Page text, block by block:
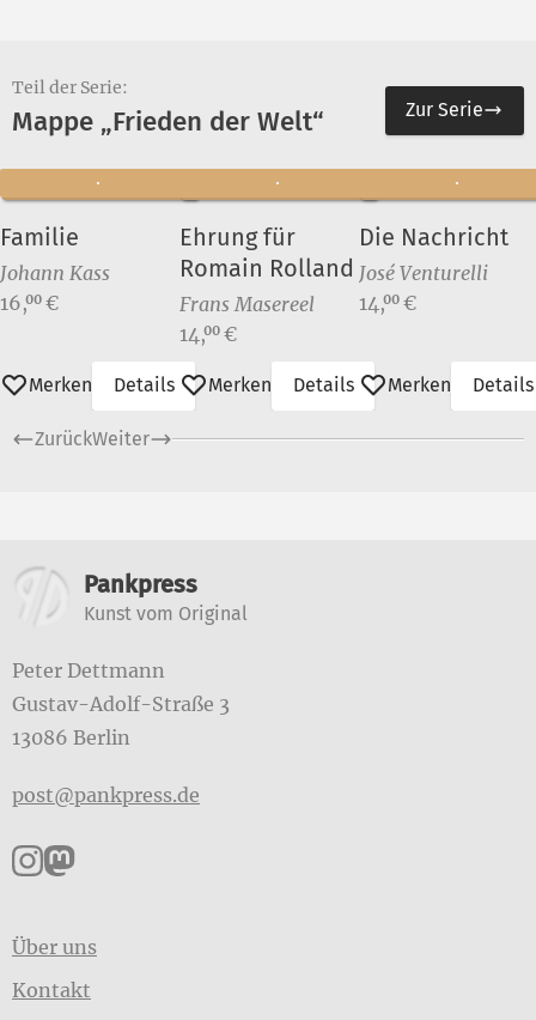
Teil der Serie:
Mappe „Frieden der Welt“ Zur Serie
Familie
Johann Kass
Preis:
16,00 €
Merken Details
Ehrung für
Romain Rolland
Frans Masereel
Preis:
14,00 €
Merken Details
Die Nachricht
José Venturelli
Preis:
14,00 €
Merken Details
ZurückWeiter
Weitere Informationen
Pankpress
Kunst vom Original
Peter Dettmann
Gustav-Adolf-Straße 3
13086 Berlin
post@pankpress.de
Pankpress auf Instagram
Pankpress auf Mastodon
Über uns
Kontakt